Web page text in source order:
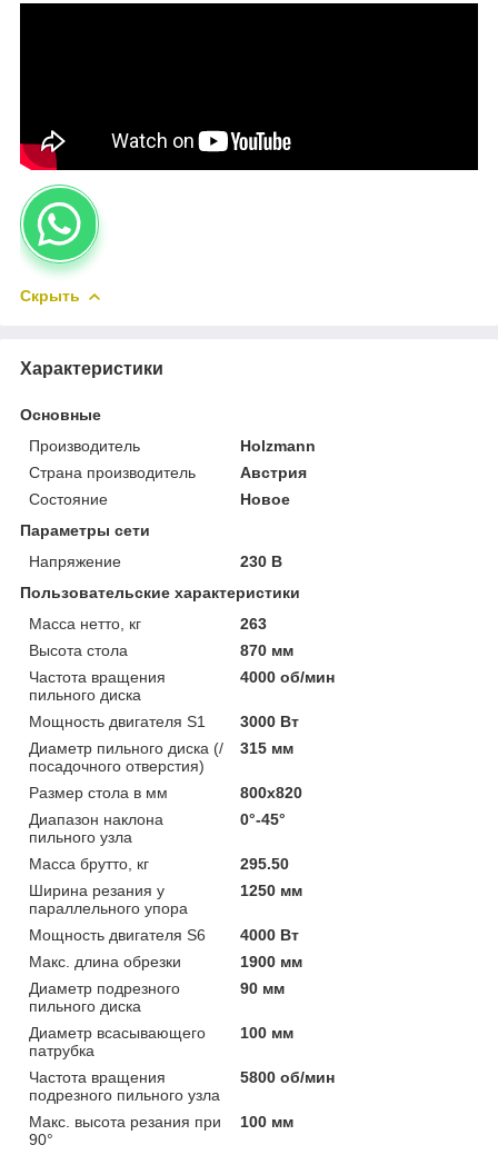
Скрыть
Характеристики
Основные
Производитель
Holzmann
Страна производитель
Австрия
Состояние
Новое
Параметры сети
Напряжение
230 В
Пользовательские характеристики
Масса нетто, кг
263
Высота стола
870 мм
Частота вращения
пильного диска
4000 об/мин
Мощность двигателя S1
3000 Вт
Диаметр пильного диска (/
посадочного отверстия)
315 мм
Размер стола в мм
800x820
Диапазон наклона
пильного узла
0°-45°
Масса брутто, кг
295.50
Ширина резания у
параллельного упора
1250 мм
Мощность двигателя S6
4000 Вт
Макс. длина обрезки
1900 мм
Диаметр подрезного
пильного диска
90 мм
Диаметр всасывающего
патрубка
100 мм
Частота вращения
подрезного пильного узла
5800 об/мин
Макс. высота резания при
90°
100 мм